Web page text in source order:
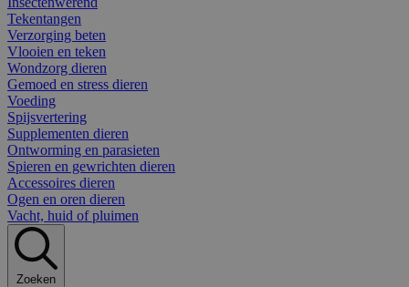
Tekentangen
Verzorging beten
Vlooien en teken
Wondzorg dieren
Gemoed en stress dieren
Voeding
Spijsvertering
Supplementen dieren
Ontworming en parasieten
Spieren en gewrichten dieren
Accessoires dieren
Ogen en oren dieren
Vacht, huid of pluimen
Zoeken